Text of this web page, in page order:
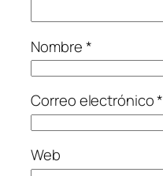
Nombre*
Correo electrónico*
Web